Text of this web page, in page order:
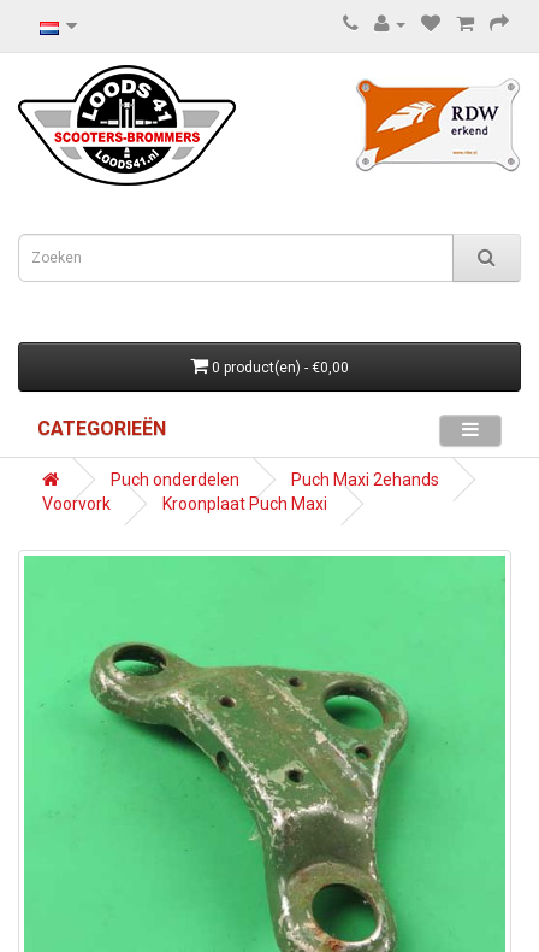
0 product(en) - €0,00
CATEGORIEËN
Puch onderdelen
Puch Maxi 2ehands
Voorvork
Kroonplaat Puch Maxi